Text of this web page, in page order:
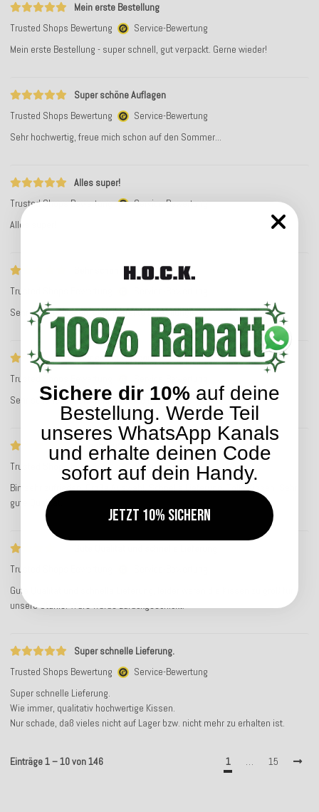
Mein erste Bestellung
Trusted Shops Bewertung
Service-Bewertung
Mein erste Bestellung - super schnell, gut verpackt. Gerne wieder!
Super schöne Auflagen
Trusted Shops Bewertung
Service-Bewertung
Sehr hochwertig, freue mich schon auf den Sommer...
Alles super!
Trusted Shops Bewertung
Service-Bewertung
Alles super!
Sehr schöne kissen
Trusted Shops Bewertung
Sehr schöne kissen, sehr perfekte Bestellung!
Sehr schöne kissen
Trusted Shops Bewertung
Sehr schöne kissen, sehr perfekte Bestellung!
Bin sehr zufrieden
Trusted Shops Bewertung
Service-Bewertung
Bin sehr zufrieden. Große Auswahl. Schnelle Lieferung. Tolle Kissen. Sehr
gute Qualität.
Trusted Shops Bewertung
Gute Qualität und schnelle Lieferung, leider waren die Kissen zu groß für
unsere Stühle. Ware wurde zurückgeschickt.
Super schnelle Lieferung.
Trusted Shops Bewertung
Service-Bewertung
Super schnelle Lieferung.
Wie immer, qualitativ hochwertige Kissen.
Nur schade, daß vieles nicht auf Lager bzw. nicht mehr zu erhalten ist.
Einträge 1 – 10 von 146 1 … 15
Sichere dir 10% auf deine
Bestellung. Werde Teil
unseres WhatsApp Kanals
und erhalte deinen Code
sofort auf dein Handy.
Jetzt 10% sichern